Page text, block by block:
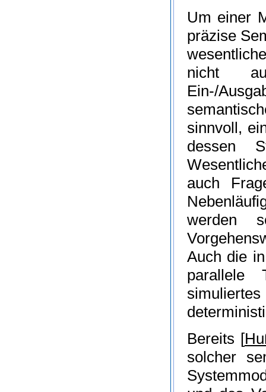
Um einer
präzise
nicht
Ein-/
sinnvoll,
dessen
auch
werden
Auch die
parallele
Bereits [
solcher